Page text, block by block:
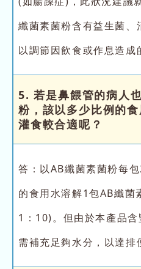
纖菌素菌粉含有益生菌
以調節因飲食或作息造成
5. 若是鼻餵管的病人
粉，該以多少比例的
灌食較合適呢？
答：以AB纖菌素菌粉每
的食用水溶解1包AB纖菌
1：10)。但由於本產品
需補充足夠水分，以達排